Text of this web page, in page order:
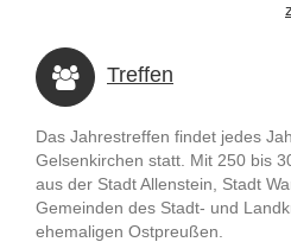
Treffen
Das Jahrestreffen findet jedes
Gelsenkirchen statt. Mit 250 bis
aus der Stadt Allenstein, Stadt
Gemeinden des Stadt- und
ehemaligen Ostpreußen.